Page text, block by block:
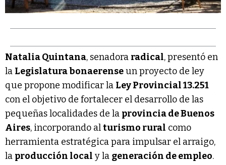
Natalia Quintana, senadora radical, presentó en
la Legislatura bonaerenseun proyecto de ley
que propone modificar la Ley Provincial 13.251
con el objetivo de fortalecer el desarrollo de las
pequeñas localidades de la provincia de Buenos
Aires, incorporando alturismo rural como
herramienta estratégica para impulsar el arraigo,
la producción local y la generación de empleo.